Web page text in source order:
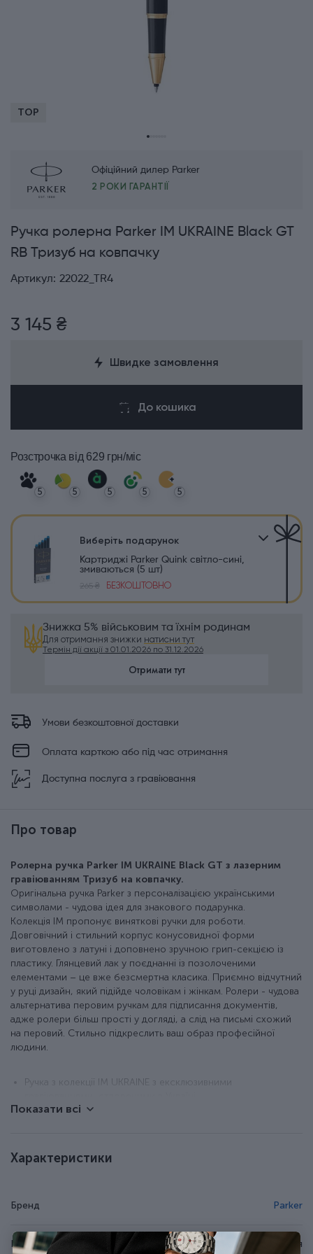
TOP
Офіційний дилер Parker
2 РОКИ ГАРАНТІЇ
Ручка ролерна Parker IM UKRAINE Black GT
RB Тризуб на ковпачку
Артикул: 22022_TR4
3 145 ₴
Швидке замовлення
До кошика
Розстрочка від 629 грн/міс
5 5 5 5 5
Виберіть подарунок
Картриджі Parker Quink світло-сині,
змиваються (5 шт)
265 ₴
БЕЗКОШТОВНО
Знижка 5% військовим та їхнім родинам
Для отримання знижки натисни тут
Термін дії акції з 01.01.2026 по 31.12.2026
Отримати тут
Умови безкоштовної доставки
Оплата карткою або під час отримання
Доступна послуга з гравіювання
Про товар
Ролерна ручка Parker IM UKRAINE Black GT з лазерним
гравіюванням Тризуб на ковпачку.
Оригінальна ручка Parker з персоналізацією українськими
символами - чудова ідея для знакового подарунка.
Колекція IM пропонує виняткові ручки для роботи.
Довговічний і стильний корпус конусовидної форми
виготовлено з латуні і доповнено зручною грип-секцією із
пластику. Глянцевий лак у поєднанні із позолоченими
елементами – це вже безсмертна класика. Приємно відчутний
у руці дизайн, який підійде чоловікам і жінкам. Ролери - чудова
альтернатива перовим ручкам для підписання документів,
адже ролери більш прості у догляді, а слід на письмі схожий
на перовий. Стильно підкреслить ваш образ професійної
людини.
Ручка з колекції IM UKRAINE з ексклюзивними
Латунний корпус і знімний ковпачок з покриттям чорним
Деталізація PVD-позолотою.
користуватися багато років.
Показати всі
Характеристики
Бренд Parker
Країна походження Франція